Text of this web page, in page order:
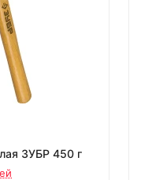
ЗУБР 450 г